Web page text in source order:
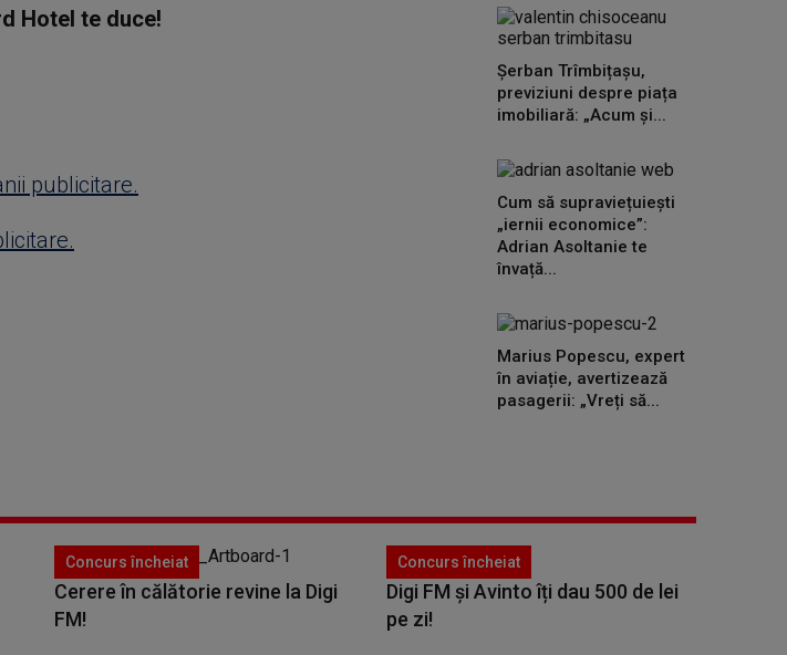
Hotel te duce!
publicitare.
Șerban Trîmbițașu,
previziuni despre piața
imobiliară: „Acum și...
Cum să supraviețuiești
„iernii economice”:
Adrian Asoltanie te
învață...
Marius Popescu, expert
în aviație, avertizează
pasagerii: „Vreți să...
Concurs încheiat
Cerere în călătorie revine la Digi
FM!
Concurs încheiat
Digi FM și Avinto îți dau 500 de lei
pe zi!